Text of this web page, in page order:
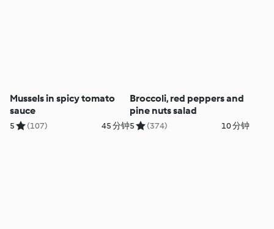
Mussels in spicy tomato
sauce
5 (107) 45 分钟
Broccoli, red peppers and
pine nuts salad
5 (374) 10 分钟